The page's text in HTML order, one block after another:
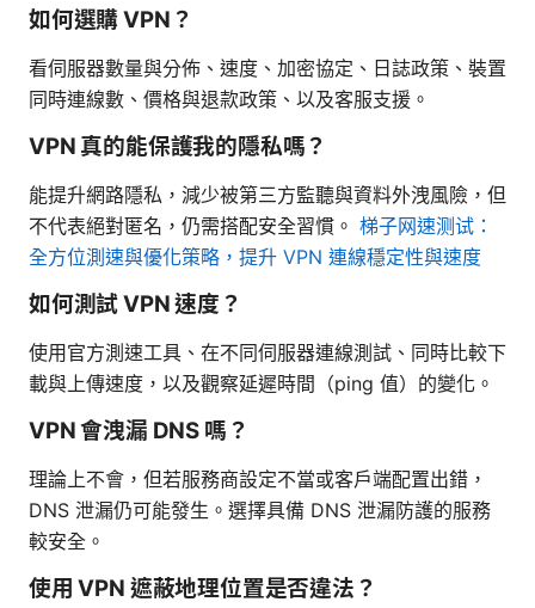
如何選購 VPN？
看伺服器數量與分佈、速度、加密協定、日誌政策、裝置
同時連線數、價格與退款政策、以及客服支援。
VPN 真的能保護我的隱私嗎？
能提升網路隱私，減少被第三方監聽與資料外洩風險，但
不代表絕對匿名，仍需搭配安全習慣。 梯子网速测试：
全方位測速與優化策略，提升 VPN 連線穩定性與速度
如何測試 VPN 速度？
使用官方測速工具、在不同伺服器連線測試、同時比較下
載與上傳速度，以及觀察延遲時間（ping 值）的變化。
VPN 會洩漏 DNS 嗎？
理論上不會，但若服務商設定不當或客戶端配置出錯，
DNS 泄漏仍可能發生。選擇具備 DNS 泄漏防護的服務
較安全。
使用 VPN 遮蔽地理位置是否違法？